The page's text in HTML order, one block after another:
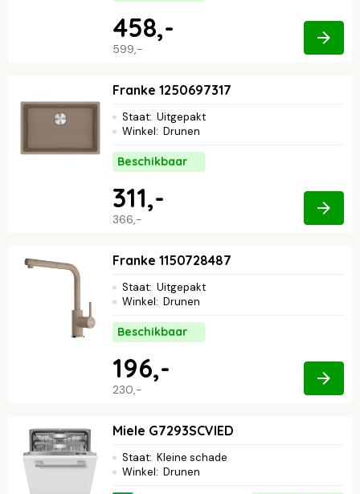
599,-
458,-
Franke 1250697317
Staat: Uitgepakt
Winkel: Drunen
Beschikbaar
366,-
311,-
Franke 1150728487
Staat: Uitgepakt
Winkel: Drunen
Beschikbaar
230,-
196,-
Miele G7293SCVIED
Staat: Kleine schade
Winkel: Drunen